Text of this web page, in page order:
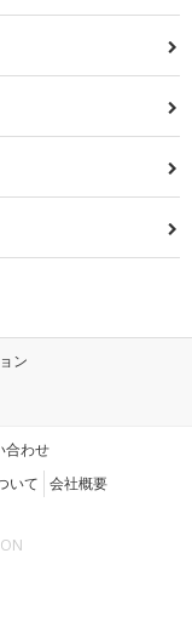
ン
合わせ
いて 会社概要